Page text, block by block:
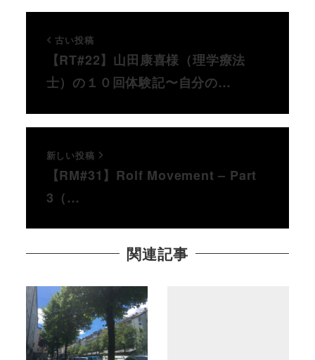
古い投稿
【RT#22】山田康喜様（理学療法
士）の１０回体験記〜自分の…
新しい投稿
【RM#31】Rolf Movement – Part
3（…
関連記事